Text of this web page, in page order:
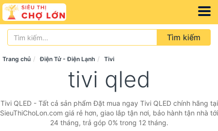
Tìm kiếm
Trang chủ Điện Tử - Điện Lạnh Tivi
tivi qled
Tivi QLED - Tất cả sản phẩm Đặt mua ngay Tivi QLED chính hãng tại
SieuThiChoLon.com giá rẻ hơn, giao lắp tận nơi, bảo hành tận nhà tới
24 tháng, trả góp 0% trong 12 tháng.